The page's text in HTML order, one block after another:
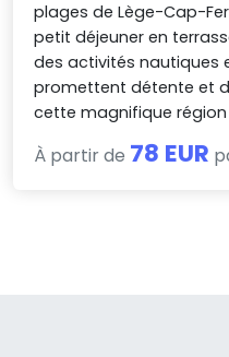
plages de Lège-Cap-
petit déjeuner en
des activités nautiques
promettent détente et
cette magnifique
À partir de 78 EUR